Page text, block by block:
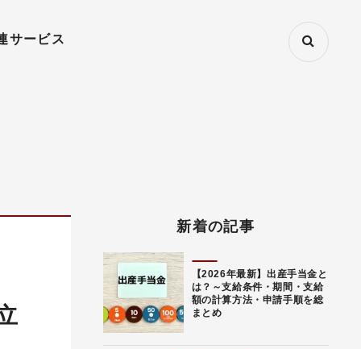
サービス
新着の記事
【2026年最新】出産手当金と
は？～支給条件・期間・支給
額の計算方法・申請手順を総
まとめ